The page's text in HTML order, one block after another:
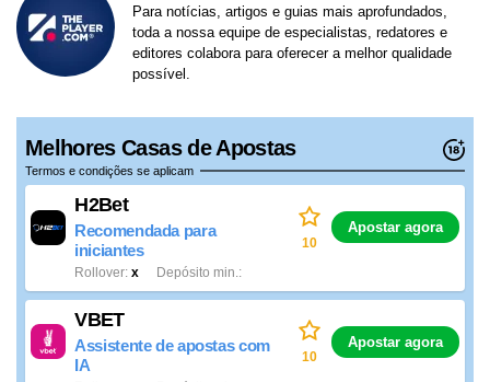
Para notícias, artigos e guias mais aprofundados,
toda a nossa equipe de especialistas, redatores e
editores colabora para oferecer a melhor qualidade
possível.
Melhores Casas de Apostas
Termos e condições se aplicam
H2Bet
Recomendada para
iniciantes
x
Rollover Depósito min.
10
Apostar agora
VBET
Assistente de apostas com
IA
10
Apostar agora